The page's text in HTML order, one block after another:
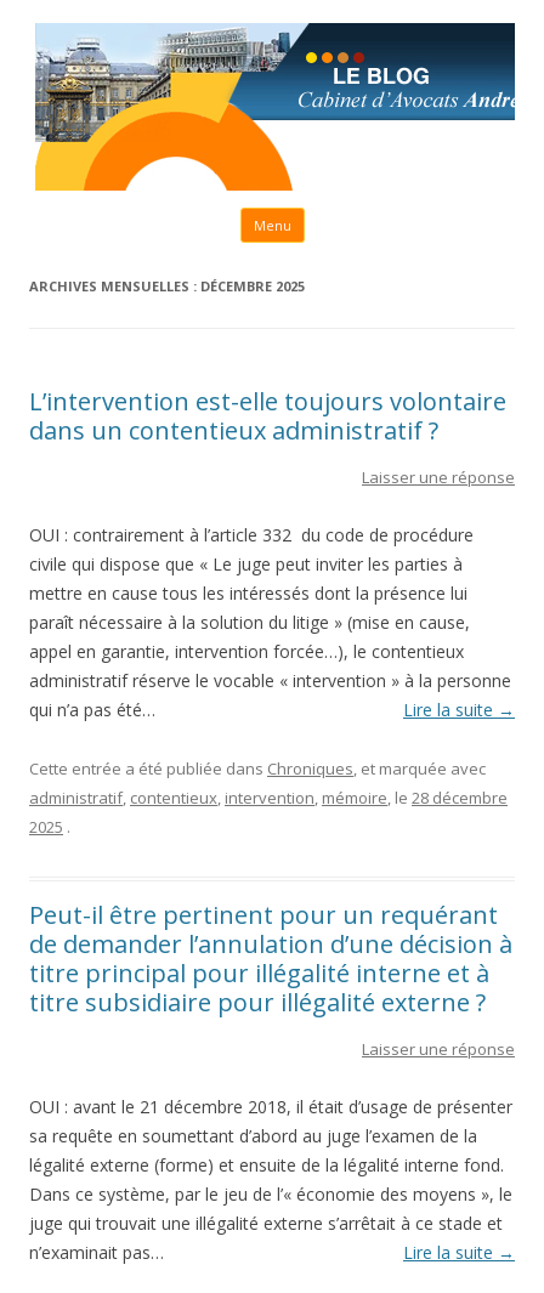
Menu Aller au contenu principal
ARCHIVES MENSUELLES : DÉCEMBRE 2025
L’intervention est-elle toujours volontaire
dans un contentieux administratif ?
Laisser une réponse
OUI : contrairement à l’article 332 du code de procédure
civile qui dispose que « Le juge peut inviter les parties à
mettre en cause tous les intéressés dont la présence lui
paraît nécessaire à la solution du litige » (mise en cause,
appel en garantie, intervention forcée…), le contentieux
administratif réserve le vocable « intervention » à la personne
qui n’a pas été…
Lire la suite →
Cette entrée a été publiée dans Chroniques, et marquée avec
administratif, contentieux, intervention, mémoire, le 28 décembre
2025 .
Peut-il être pertinent pour un requérant
de demander l’annulation d’une décision à
titre principal pour illégalité interne et à
titre subsidiaire pour illégalité externe ?
Laisser une réponse
OUI : avant le 21 décembre 2018, il était d’usage de présenter
sa requête en soumettant d’abord au juge l’examen de la
légalité externe (forme) et ensuite de la légalité interne fond.
Dans ce système, par le jeu de l’« économie des moyens », le
juge qui trouvait une illégalité externe s’arrêtait à ce stade et
n’examinait pas…
Lire la suite →